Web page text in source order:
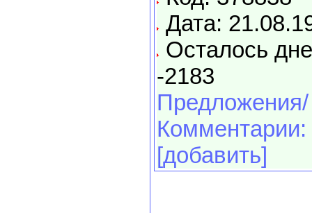
Дата:
Осталось
-2183
Предложения/
Комментарии:
[добавить]